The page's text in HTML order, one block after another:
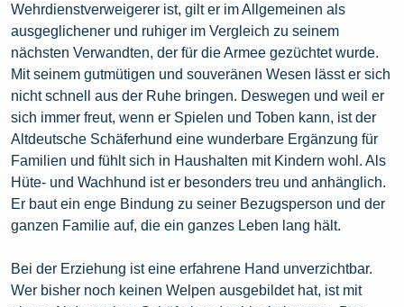
Wehrdienstverweigerer ist, gilt er im Allgemeinen als
ausgeglichener und ruhiger im Vergleich zu seinem
nächsten Verwandten, der für die Armee gezüchtet wurde.
Mit seinem gutmütigen und souveränen Wesen lässt er sich
nicht schnell aus der Ruhe bringen. Deswegen und weil er
sich immer freut, wenn er Spielen und Toben kann, ist der
Altdeutsche Schäferhund eine wunderbare Ergänzung für
Familien und fühlt sich in Haushalten mit Kindern wohl. Als
Hüte- und Wachhund ist er besonders treu und anhänglich.
Er baut ein enge Bindung zu seiner Bezugsperson und der
ganzen Familie auf, die ein ganzes Leben lang hält.
Bei der Erziehung ist eine erfahrene Hand unverzichtbar.
Wer bisher noch keinen Welpen ausgebildet hat, ist mit